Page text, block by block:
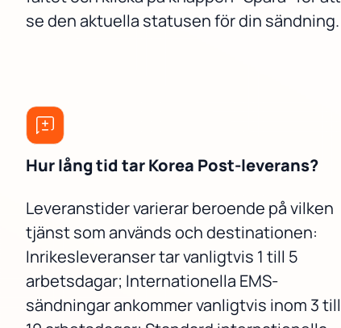
se den aktuella statusen för din sändning.
Hur lång tid tar Korea Post-leverans?
Leveranstider varierar beroende på vilken
tjänst som används och destinationen:
Inrikesleveranser tar vanligtvis 1 till 5
arbetsdagar; Internationella EMS-
sändningar ankommer vanligtvis inom 3 till